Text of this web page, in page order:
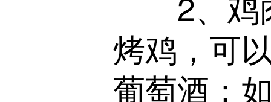
烤鸡，可
葡萄酒；